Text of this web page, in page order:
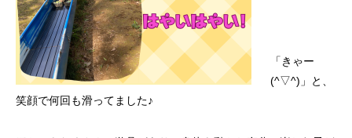
「きゃー
(^▽^)」と、
笑顔で何回も滑ってました♪